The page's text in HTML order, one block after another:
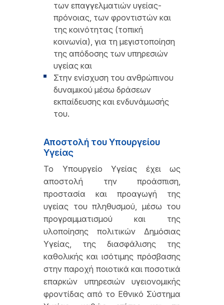
των επαγγελματιών υγείας-
πρόνοιας, των φροντιστών και
της κοινότητας (τοπική
κοινωνία), για τη μεγιστοποίηση
της απόδοσης των υπηρεσιών
υγείας και
Στην ενίσχυση του ανθρώπινου
δυναμικού μέσω δράσεων
εκπαίδευσης και ενδυνάμωσής
του.
Αποστολή του Υπουργείου
Υγείας
Το Υπουργείο Υγείας έχει ως
αποστολή την προάσπιση,
προστασία και προαγωγή της
υγείας του πληθυσμού, μέσω του
προγραμματισμού και της
υλοποίησης πολιτικών Δημόσιας
Υγείας, της διασφάλισης της
καθολικής και ισότιμης πρόσβασης
στην παροχή ποιοτικά και ποσοτικά
επαρκών υπηρεσιών υγειονομικής
φροντίδας από το Εθνικό Σύστημα